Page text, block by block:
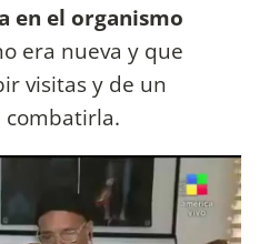
en el organismo
era nueva y que
visitas y de un